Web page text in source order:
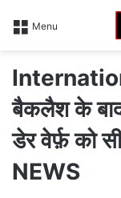
Menu
बैकलैश के
डेर वेर्फ़ को
NEWS